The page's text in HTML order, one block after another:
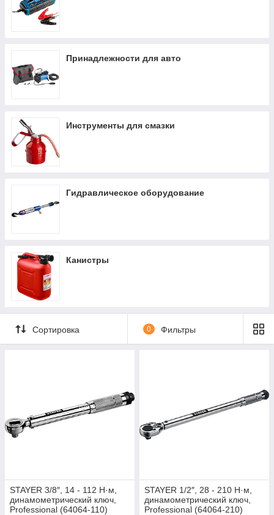
Принадлежности для авто
Инструменты для смазки
Гидравлическое оборудование
Канистры
Сортировка 0 Фильтры
STAYER 3/8″, 14 - 112 Н·м,
динамометрический ключ,
Professional (64064-110)
STAYER 1/2″, 28 - 210 Н·м,
динамометрический ключ,
Professional (64064-210)